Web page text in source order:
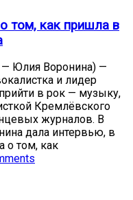
том, как пришла в
Юлия Воронина) —
и лидер
в рок — музыку,
Кремлёвского
журналов. В
дала интервью, в
о том, как